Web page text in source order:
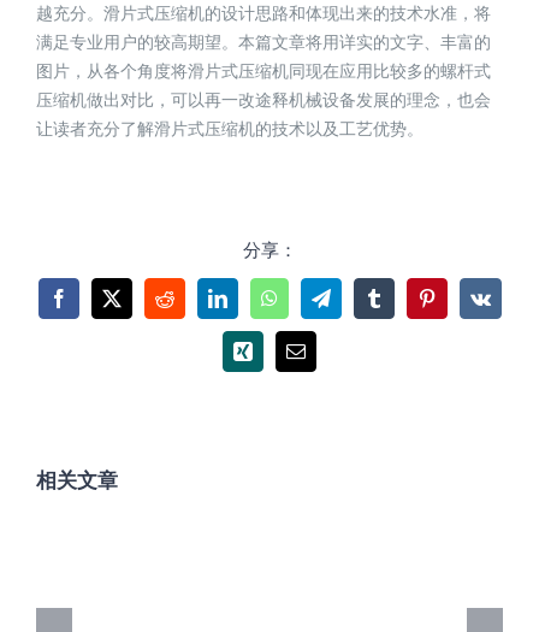
越充分。滑片式压缩机的设计思路和体现出来的技术水准，将
满足专业用户的较高期望。本篇文章将用详实的文字、丰富的
图片，从各个角度将滑片式压缩机同现在应用比较多的螺杆式
压缩机做出对比，可以再一改途释机械设备发展的理念，也会
让读者充分了解滑片式压缩机的技术以及工艺优势。
分享：
Facebook
X RedditLinkedInWhatsAppTelegramTumblrPinterest
Vk
Xing
电
相关文章